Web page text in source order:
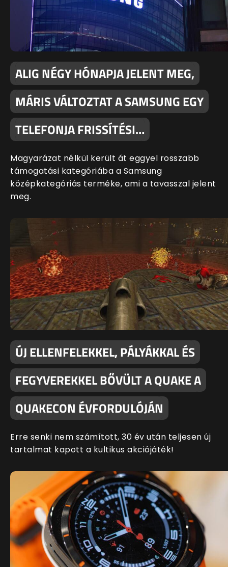
ALIG NÉGY HÓNAPJA JELENT MEG,
MÁRIS VÁLTOZTAT A SAMSUNG EGY
TELEFONJA FRISSÍTÉSI…
Magyarázat nélkül került át eggyel rosszabb
támogatási kategóriába a Samsung
középkategóriás terméke, ami a tavasszal jelent
meg.
ÚJ ELLENFELEKKEL, PÁLYÁKKAL ÉS
FEGYVEREKKEL BŐVÜLT A QUAKE A
QUAKECON ÉVFORDULÓJÁN
Erre senki nem számított, 30 év után teljesen új
tartalmat kapott a kultikus akciójáték!